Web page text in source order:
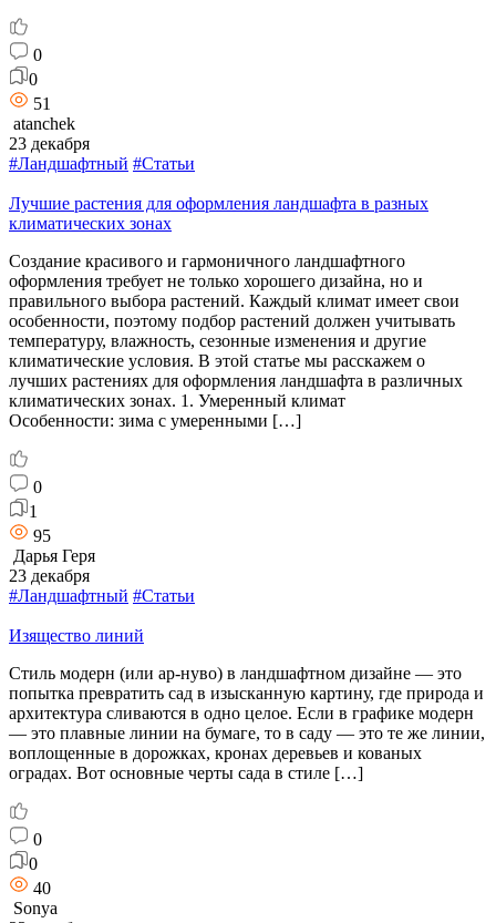
0
0
51
atanchek
23 декабря
#Ландшафтный #Статьи
Лучшие растения для оформления ландшафта в разных
климатических зонах
Создание красивого и гармоничного ландшафтного
оформления требует не только хорошего дизайна, но и
правильного выбора растений. Каждый климат имеет свои
особенности, поэтому подбор растений должен учитывать
температуру, влажность, сезонные изменения и другие
климатические условия. В этой статье мы расскажем о
лучших растениях для оформления ландшафта в различных
климатических зонах. 1. Умеренный климат
Особенности: зима с умеренными […]
0
1
95
Дарья Геря
23 декабря
#Ландшафтный #Статьи
Изящество линий
Стиль модерн (или ар-нуво) в ландшафтном дизайне — это
попытка превратить сад в изысканную картину, где природа и
архитектура сливаются в одно целое. Если в графике модерн
— это плавные линии на бумаге, то в саду — это те же линии,
воплощенные в дорожках, кронах деревьев и кованых
оградах. Вот основные черты сада в стиле […]
0
0
40
Sonya